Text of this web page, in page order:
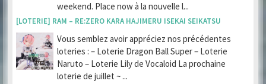
weekend. Place now à la nouvelle l...
[LOTERIE] RAM – RE:ZERO KARA HAJIMERU ISEKAI SEIKATSU
Vous semblez avoir appréciez nos précédentes
loteries : – Loterie Dragon Ball Super – Loterie
Naruto – Loterie Lily de Vocaloid La prochaine
loterie de juillet ~ ...